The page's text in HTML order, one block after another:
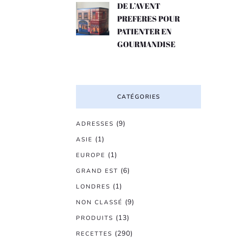
DE L’AVENT
PREFERES POUR
PATIENTER EN
GOURMANDISE
CATÉGORIES
ADRESSES (9)
ASIE (1)
EUROPE (1)
GRAND EST (6)
LONDRES (1)
NON CLASSÉ (9)
PRODUITS (13)
RECETTES (290)